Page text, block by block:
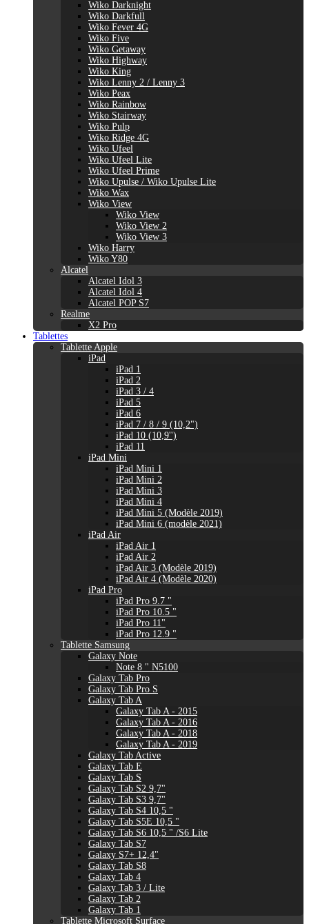
Wiko Darknight
Wiko Darkfull
Wiko Fever 4G
Wiko Five
Wiko Getaway
Wiko Highway
Wiko King
Wiko Lenny 2 / Lenny 3
Wiko Peax
Wiko Rainbow
Wiko Stairway
Wiko Pulp
Wiko Ridge 4G
Wiko Ufeel
Wiko Ufeel Lite
Wiko Ufeel Prime
Wiko Upulse / Wiko Upulse Lite
Wiko Wax
Wiko View
Wiko View
Wiko View 2
Wiko View 3
Wiko Harry
Wiko Y80
Alcatel
Alcatel Idol 3
Alcatel Idol 4
Alcatel POP S7
Realme
X2 Pro
Tablettes
Tablette Apple
iPad
iPad 1
iPad 2
iPad 3 / 4
iPad 5
iPad 6
iPad 7 / 8 / 9 (10,2")
iPad 10 (10,9'')
iPad 11
iPad Mini
iPad Mini 1
iPad Mini 2
iPad Mini 3
iPad Mini 4
iPad Mini 5 (Modèle 2019)
iPad Mini 6 (modèle 2021)
iPad Air
iPad Air 1
iPad Air 2
iPad Air 3 (Modèle 2019)
iPad Air 4 (Modèle 2020)
iPad Pro
iPad Pro 9.7 "
iPad Pro 10.5 "
iPad Pro 11"
iPad Pro 12.9 "
Tablette Samsung
Galaxy Note
Note 8 " N5100
Galaxy Tab Pro
Galaxy Tab Pro S
Galaxy Tab A
Galaxy Tab A - 2015
Galaxy Tab A - 2016
Galaxy Tab A - 2018
Galaxy Tab A - 2019
Galaxy Tab Active
Galaxy Tab E
Galaxy Tab S
Galaxy Tab S2 9,7"
Galaxy Tab S3 9,7"
Galaxy Tab S4 10,5 "
Galaxy Tab S5E 10,5 "
Galaxy Tab S6 10,5 " /S6 Lite
Galaxy Tab S7
Galaxy S7+ 12,4"
Galaxy Tab S8
Galaxy Tab 4
Galaxy Tab 3 / Lite
Galaxy Tab 2
Galaxy Tab 1
Tablette Microsoft Surface